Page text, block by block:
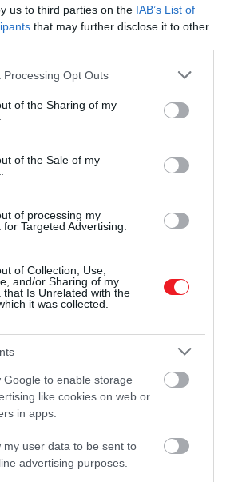
us to third parties on the IAB’s List of
that may further disclose it to other
website/app uses one or more Google
or usage behaviour. You may click to
to Google and its third-party tags to
specified purposes in below Google
Processing Opt Outs
of the Sharing of my
of the Sale of my
of processing my
Targeted Advertising.
of Collection, Use,
and/or Sharing of my
that Is Unrelated with the
it was collected.
Google to enable storage
like cookies on web or
in apps.
my user data to be sent to
advertising purposes.